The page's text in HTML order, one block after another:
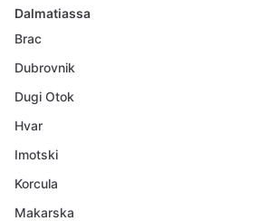
Dalmatiassa
Brac
Dubrovnik
Dugi Otok
Hvar
Imotski
Korcula
Makarska